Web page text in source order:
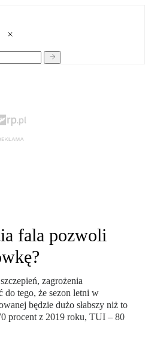
fala pozwoli
zagrożenia
do tego, że sezon letni w
będzie dużo słabszy niż to
procent z 2019 roku, TUI – 80